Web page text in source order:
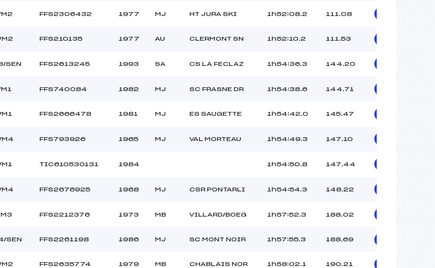
FFS2306432 1977 MJ HT JURA SKI 1h52:08.2 111.08
M2 FFS210135 1977 AU CLERMONT SN 1h52:10.2 111.53
SEN FFS2613245 1993 SA CS LA FECLAZ 1h54:36.3 144.20
FFS740084 1982 MJ SC FRASNE DR 1h54:38.6 144.71
FFS2666478 1981 MJ ES SAUGETTE 1h54:42.0 145.47
M4 FFS793926 1965 MJ VAL MORTEAU 1h54:49.3 147.10
TIC610530131 1984 1h54:50.8 147.44
M4 FFS2676925 1968 MJ CSR PONTARLI 1h54:54.3 148.22
FFS2212376 1973 MB VILLARD/BOEG 1h57:52.3 188.02
SEN FFS2261198 1986 MJ SC MONT NOIR 1h57:55.3 188.69
M2 FFS2635774 1979 MB CHABLAIS NOR 1h58:02.1 190.21